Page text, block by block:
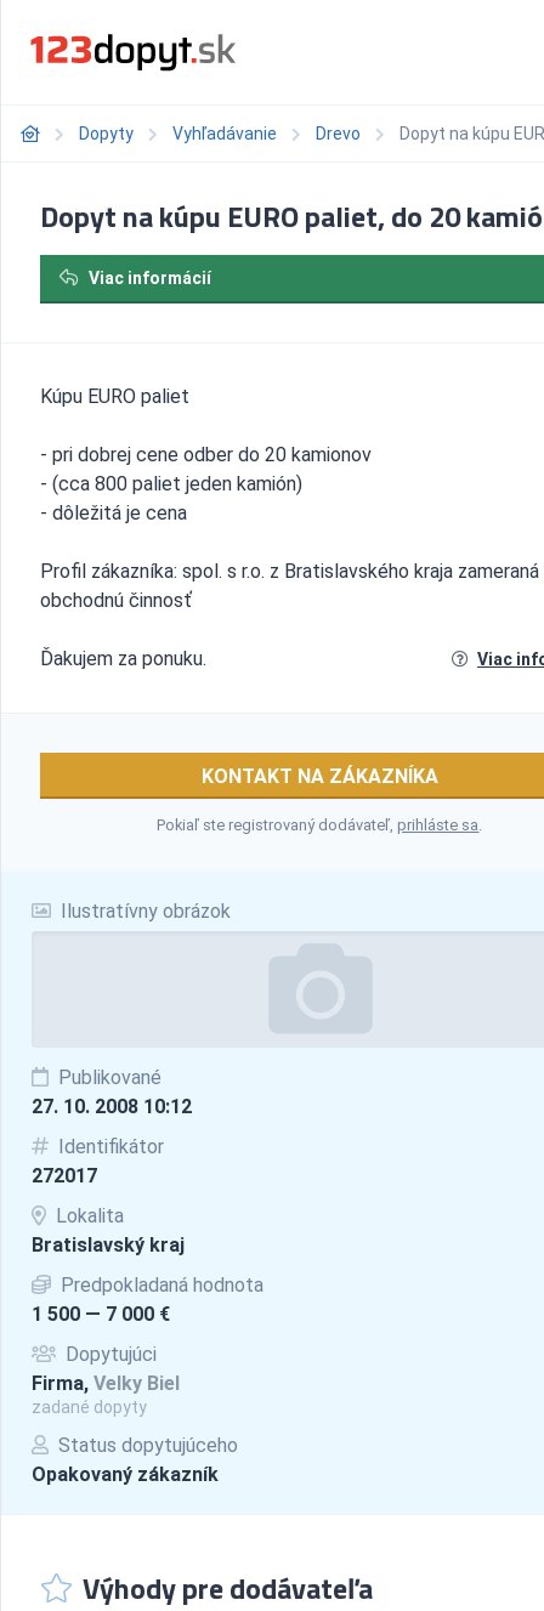
Dopyty Vyhľadávanie Drevo Dopyt na kúpu
Ilustratívny obrázok
Publikované
27. 10. 2008 10:12
Identifikátor
272017
Lokalita
Bratislavský kraj
Predpokladaná hodnota
1 500 — 7 000 €
Dopytujúci
Firma, Velky Biel
zadané dopyty
Status dopytujúceho
Opakovaný zákazník
Dopyt na kúpu EURO paliet, do 20
Viac informácií
Kúpu EURO paliet
- pri dobrej cene odber do 20 kamionov
- (cca 800 paliet jeden kamión)
- dôležitá je cena
Profil zákazníka: spol. s r.o. z Bratislavského kraja zameraná
obchodnú činnosť
Ďakujem za ponuku. Viac
KONTAKT NA ZÁKAZNÍKA
Pokiaľ ste registrovaný dodávateľ,prihláste sa.
Výhody pre dodávateľa